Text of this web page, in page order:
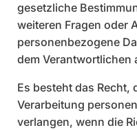
gesetzliche
weiteren Fragen oder
personenbezogene
dem Verantwortlichen
Es besteht das Recht,
Verarbeitung
verlangen, wenn die